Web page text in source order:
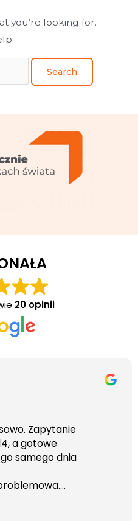
you’re looking for.
20 opinii
Zapytanie
a gotowe
samego dnia
i porady jaka
Faktura także